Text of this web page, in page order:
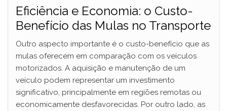
Eficiência e Economia: o Custo-
Benefício das Mulas no Transporte
Outro aspecto importante é o custo-benefício que as
mulas oferecem em comparação com os veículos
motorizados. A aquisição e manutenção de um
veículo podem representar um investimento
significativo, principalmente em regiões remotas ou
economicamente desfavorecidas. Por outro lado, as